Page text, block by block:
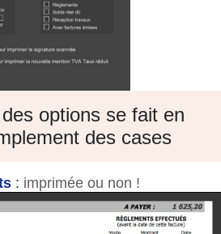
options se fait en
des cases
: imprimée ou non !